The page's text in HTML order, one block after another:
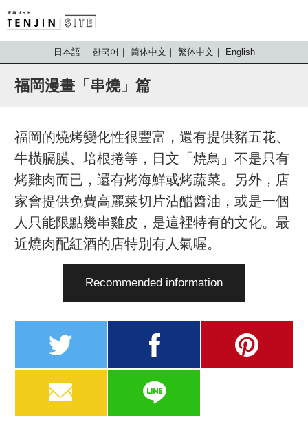
TENJIN SITE
日本語 한국어 简体中文 繁体中文 English
福岡漫畫「串燒」篇
福岡的燒烤變化性很豐富，還有提供豬五花、
牛橫膈膜、培根捲等，日文「焼鳥」不是只有
烤雞肉而已，還有烤海鮮或烤蔬菜。另外，店
家會提供免費高麗菜切片沾醋醬油，或是一個
人只能限點幾串雞皮，是這裡特有的文化。最
近燒肉配紅酒的店特別有人氣喔。
Recommended information